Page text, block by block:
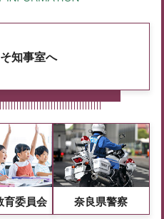
知事室へ
育委員会 奈良県警察